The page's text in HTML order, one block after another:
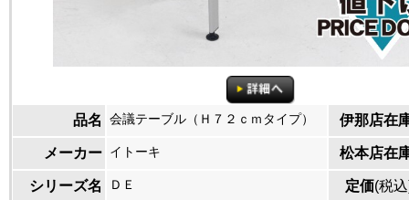
品名 会議テーブル（Ｈ７２ｃｍタイプ） 伊那店在
メーカー イトーキ 松本店在
シリーズ名 ＤＥ 定価(税